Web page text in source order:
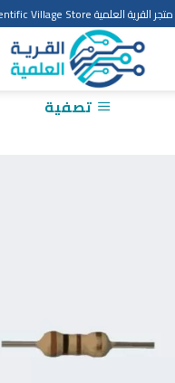
متجر القرية العلمية Scientific Village Store
تصفية